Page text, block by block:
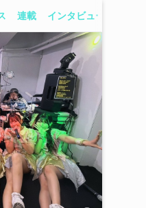
連載 インタビュー